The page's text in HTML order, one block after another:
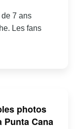
7 ans
Les fans
photos
Punta Cana